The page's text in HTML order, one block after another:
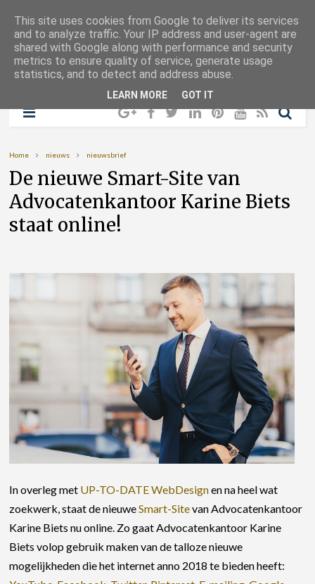
Home nieuws nieuwsbrief
De nieuwe Smart-Site van
Advocatenkantoor Karine Biets
staat online!
In overleg met UP-TO-DATE WebDesignen na heel wat
zoekwerk, staat de nieuweSmart-Sitevan Advocatenkantoor
Karine Biets nu online. Zo gaat Advocatenkantoor Karine
Biets volop gebruik maken van de talloze nieuwe
mogelijkheden die het internet anno 2018 te bieden heeft:
This site uses cookies from Google to deliver its services
and to analyze traffic. Your IP address and user-agent are
shared with Google along with performance and security
metrics to ensure quality of service, generate usage
statistics, and to detect and address abuse.
LEARN MORE GOT IT